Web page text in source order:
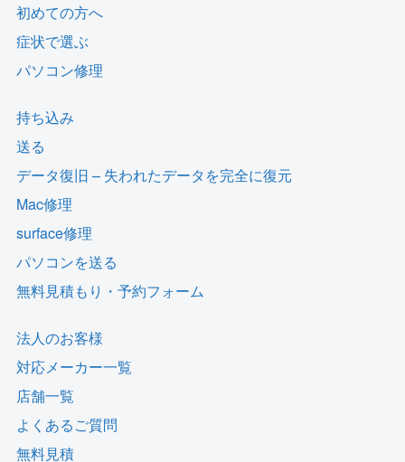
初めての方へ
症状で選ぶ
パソコン修理
持ち込み
送る
データ復旧 – 失われたデータを完全に復元
Mac修理
surface修理
パソコンを送る
無料見積もり・予約フォーム
法人のお客様
対応メーカー一覧
店舗一覧
よくあるご質問
無料見積